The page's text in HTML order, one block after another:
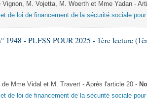
Vignon, M. Vojetta, M. Woerth et Mme Yadan -
de loi de financement de la sécurité sociale pour
1948 - PLFSS POUR 2025 - 1ère lecture
de Mme Vidal et M. Travert - Après l'article 20 -
de loi de financement de la sécurité sociale pour